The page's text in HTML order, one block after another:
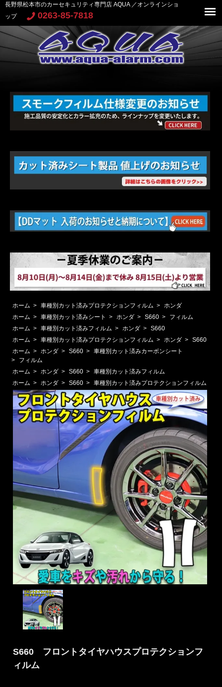
長野県松本市のカーセキュリティ専門店 AQUA ／オンラインショ
ップ
0263-85-7818
ホーム > 車種別カット済みプロテクションフィルム > ホンダ
ホーム > 車種別カット済みシート > ホンダ > S660 >
フィルム
ホーム > 車種別カット済みフィルム > ホンダ > S660
ホーム > 車種別カット済みプロテクションフィルム > ホンダ > S660
ホーム > ホンダ > S660 > 車種別カット済みカーボンシート
>
フィルム
ホーム > ホンダ > S660 > 車種別カット済みフィルム
ホーム > ホンダ > S660 > 車種別カット済みプロテクションフィルム
S660 フロントタイヤハウスプロテクションフ
ィルム